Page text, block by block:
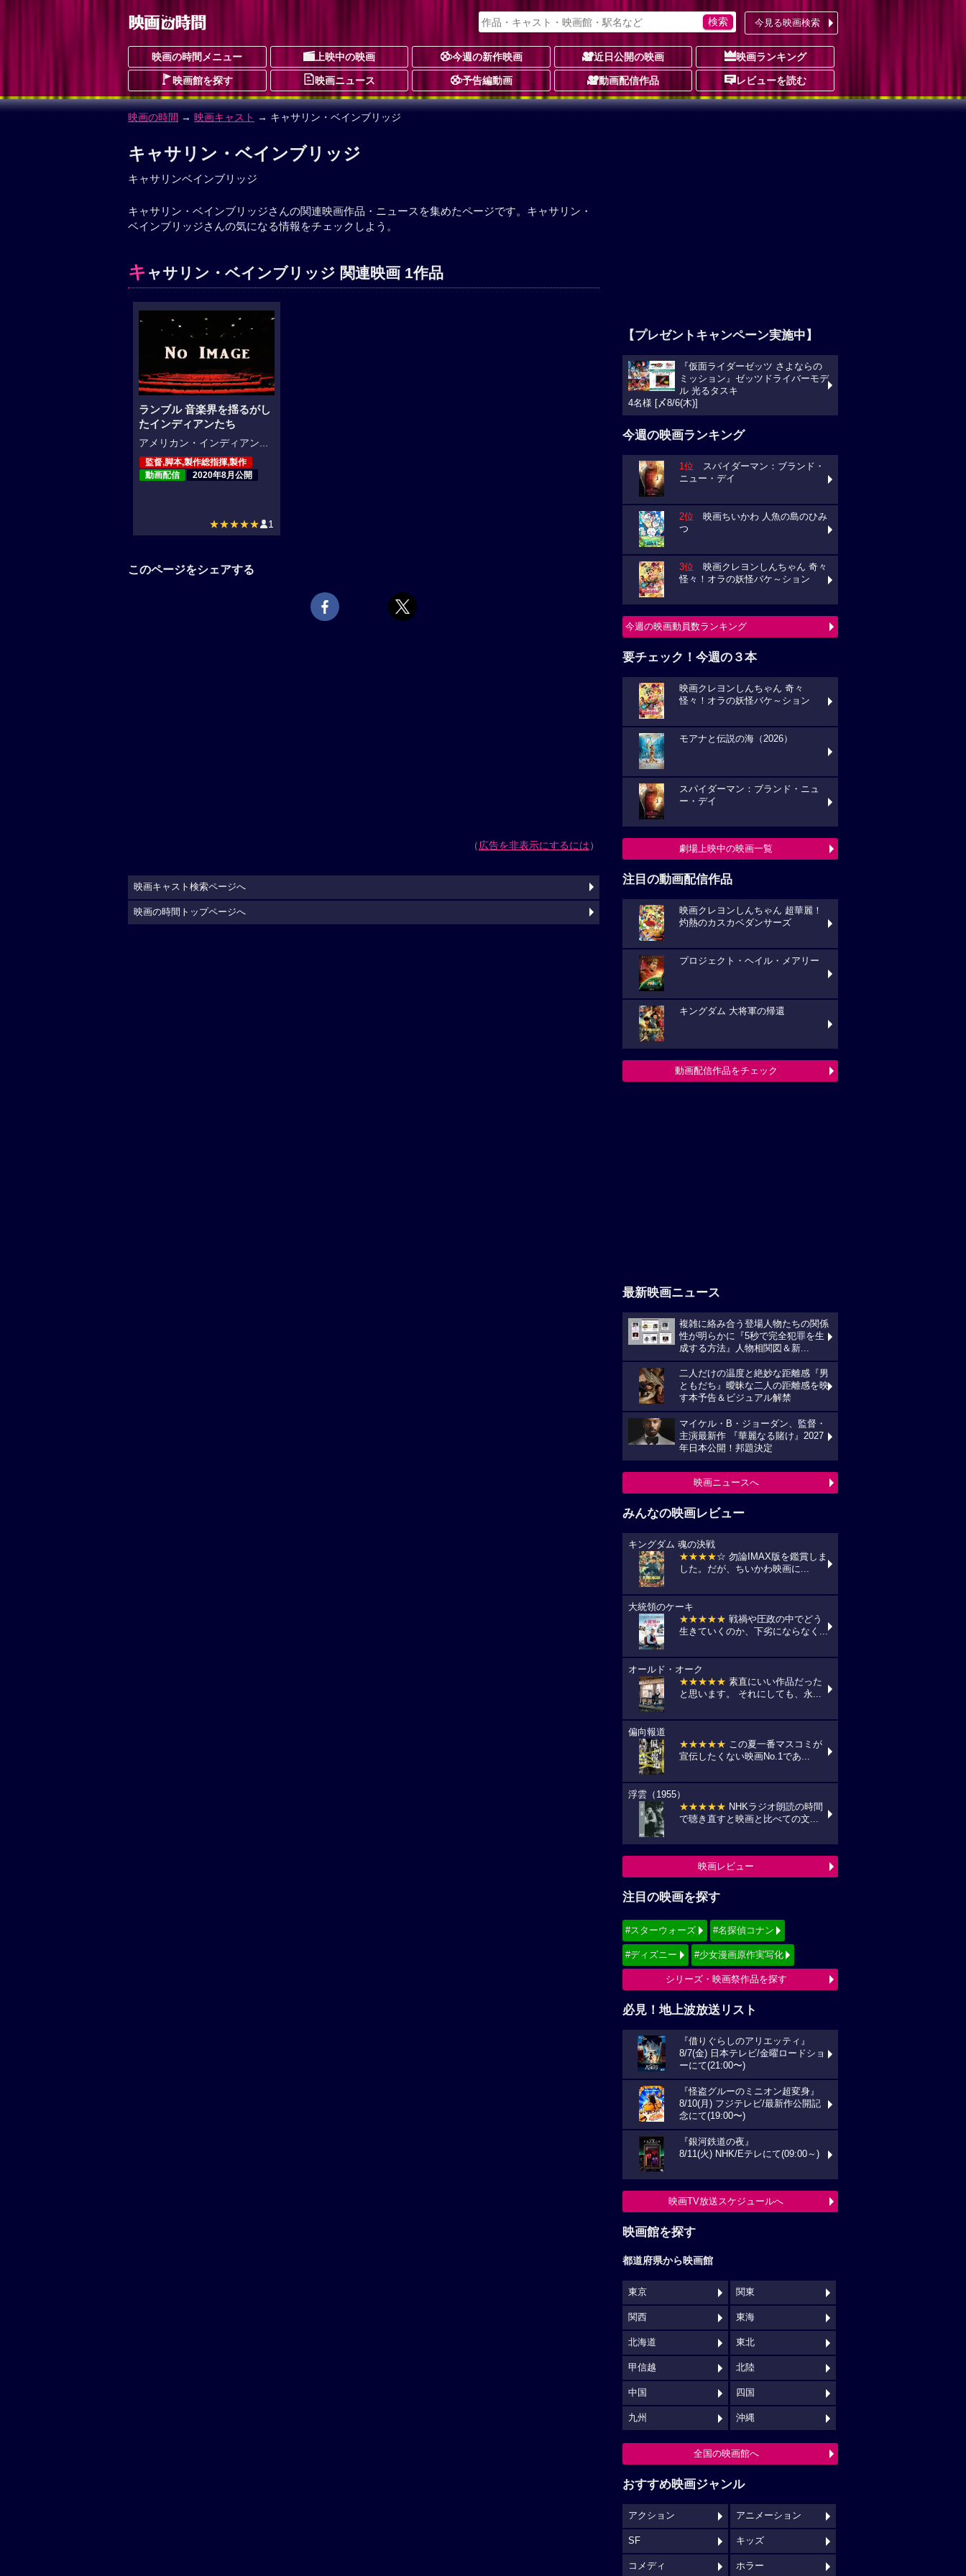
今見る映画検索
映画の時間メニュー 上映中の映画 今週の新作映画 近日公開の映画 映画ランキング
映画館を探す 映画ニュース 予告編動画 動画配信作品 レビューを読む
映画の時間 → 映画キャスト → キャサリン・ベインブリッジ
キャサリン・ベインブリッジ
キャサリンベインブリッジ
キャサリン・ベインブリッジさんの関連映画作品・ニュースを集めたページです。キャサリン・
ベインブリッジさんの気になる情報をチェックしよう。
キ ャサリン・ベインブリッジ 関連映画 1作品
ランブル 音楽界を揺るがし
たインディアンたち
アメリカン・インディアン...
監督,脚本,製作総指揮,製作
動画配信
2020年8月公開
★★★★★ 1
このページをシェアする
（広告を非表示にするには）
【プレゼントキャンペーン実施中】
『仮面ライダーゼッツ さよならの
ミッション』ゼッツドライバーモデ
ル 光るタスキ
4名様 [〆8/6(木)]
今週の映画ランキング
1位 スパイダーマン：ブランド・
ニュー・デイ
2位 映画ちいかわ 人魚の島のひみ
つ
3位 映画クレヨンしんちゃん 奇々
怪々！オラの妖怪バケ～ション
今週の映画動員数ランキング
要チェック！今週の３本
映画クレヨンしんちゃん 奇々
怪々！オラの妖怪バケ～ション
モアナと伝説の海（2026）
スパイダーマン：ブランド・ニュ
ー・デイ
劇場上映中の映画一覧
注目の動画配信作品
映画クレヨンしんちゃん 超華麗！
灼熱のカスカベダンサーズ
プロジェクト・ヘイル・メアリー
キングダム 大将軍の帰還
動画配信作品をチェック
最新映画ニュース
複雑に絡み合う登場人物たちの関係
性が明らかに『5秒で完全犯罪を生
成する方法』人物相関図＆新...
二人だけの温度と絶妙な距離感『男
ともだち』曖昧な二人の距離感を映
す本予告＆ビジュアル解禁
マイケル・B・ジョーダン、監督・
主演最新作 『華麗なる賭け』2027
年日本公開！邦題決定
映画ニュースへ
みんなの映画レビュー
キングダム 魂の決戦
★★★★☆ 勿論IMAX版を鑑賞しま
した。だが、ちいかわ映画に...
大統領のケーキ
★★★★★ 戦禍や圧政の中でどう
生きていくのか、下劣にならなく...
オールド・オーク
★★★★★ 素直にいい作品だった
と思います。 それにしても、永...
偏向報道
★★★★★ この夏一番マスコミが
宣伝したくない映画No.1であ...
浮雲（1955）
★★★★★ NHKラジオ朗読の時間
で聴き直すと映画と比べての文...
映画レビュー
注目の映画を探す
#スターウォーズ #名探偵コナン
#ディズニー #少女漫画原作実写化
シリーズ・映画祭作品を探す
必見！地上波放送リスト
『借りぐらしのアリエッティ』
8/7(金) 日本テレビ/金曜ロードショ
ーにて(21:00〜)
『怪盗グルーのミニオン超変身』
8/10(月) フジテレビ/最新作公開記
念にて(19:00〜)
『銀河鉄道の夜』
8/11(火) NHK/Eテレにて(09:00～)
映画TV放送スケジュールへ
映画館を探す
都道府県から映画館
東京 関東
関西 東海
北海道 東北
甲信越 北陸
中国 四国
九州 沖縄
全国の映画館へ
おすすめ映画ジャンル
アクション アニメーション
SF キッズ
コメディ ホラー
映画キャスト検索ページへ
映画の時間トップページへ